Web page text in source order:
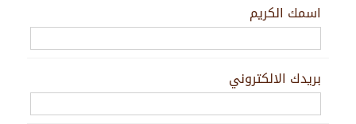
اسمك الكريم
بريدك الالكتروني